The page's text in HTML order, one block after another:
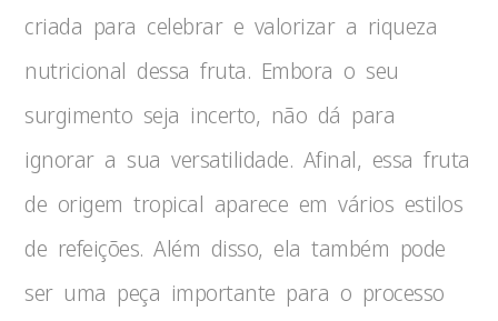
criada para celebrar e valorizar a riqueza
nutricional dessa fruta. Embora o seu
surgimento seja incerto, não dá para
ignorar a sua versatilidade. Afinal, essa fruta
de origem tropical aparece em vários estilos
de refeições. Além disso, ela também pode
ser uma peça importante para o processo